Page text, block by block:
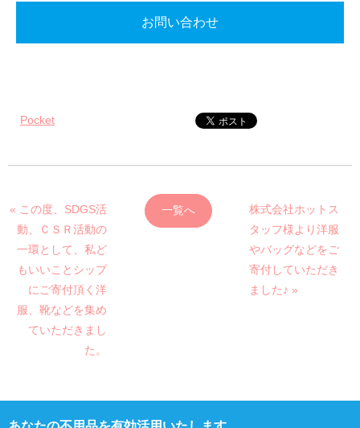
お問い合わせ
Pocket
« この度、SDGS活
動、ＣＳＲ活動の
一環として、私ど
もいいことシップ
にご寄付頂く洋
服、靴などを集め
ていただきまし
た。
一覧へ
株式会社ホットス
タッフ様より洋服
やバッグなどをご
寄付していただき
ました♪ »